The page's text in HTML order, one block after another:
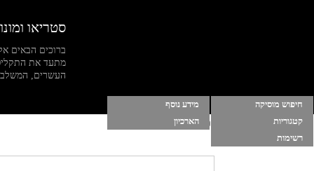
סטריאו ומונו
ברוכים הבאים
מתעד את
העשרים, המשלב
חיפוש מוסיקה
מידע נוסף
קטגוריות
הארכיון
רשימות
הרשימות שלי התחברות |הפסק מוסיקה ברקע